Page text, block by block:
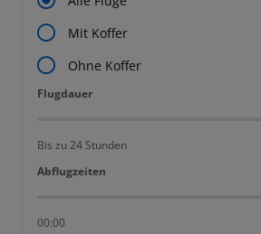
Mit Koffer
Ohne Koffer
Flugdauer
Flugdauer
Bis zu 24 Stunden
Abflugzeiten
Abflugzeiten
00:00